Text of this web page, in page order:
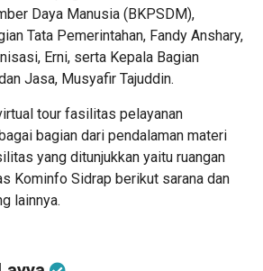
Daya Manusia (BKPSDM),
Tata Pemerintahan, Fandy Anshary,
Erni, serta Kepala Bagian
Jasa, Musyafir Tajuddin.
tour fasilitas pelayanan
bagian dari pendalaman materi
yang ditunjukkan yaitu ruangan
Kominfo Sidrap berikut sarana dan
lainnya.